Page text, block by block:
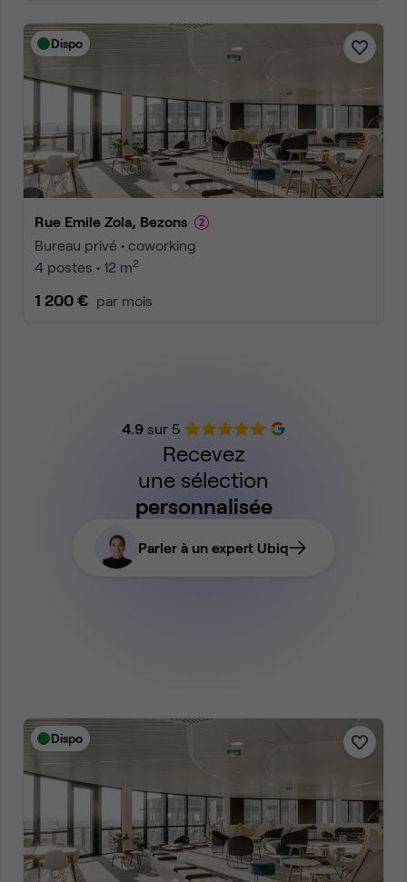
Dispo
Rue Emile Zola, Bezons
Bureau privé • coworking
4 postes • 12 m2
1 200 € par mois
4.9sur 5
Recevez
une sélection
personnalisée
Parler à un expert Ubiq
Dispo